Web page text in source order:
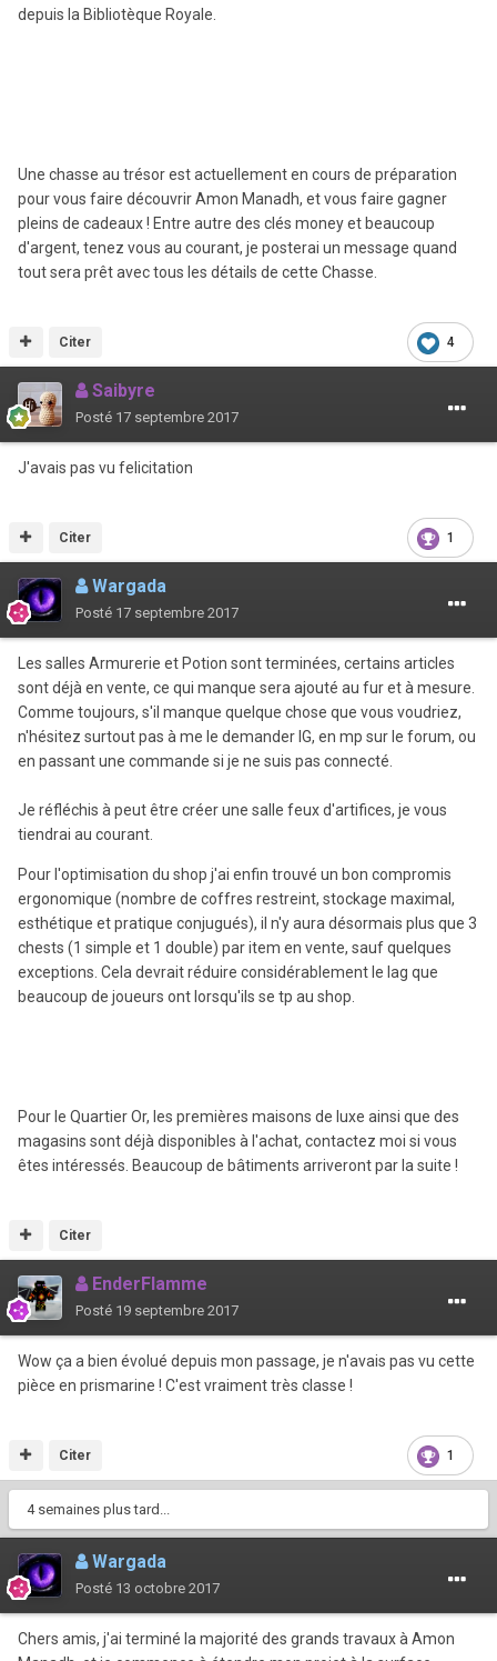
depuis la Bibliotèque Royale.
Une chasse au trésor est actuellement en cours de préparation
pour vous faire découvrir Amon Manadh, et vous faire gagner
pleins de cadeaux ! Entre autre des clés money et beaucoup
d'argent, tenez vous au courant, je posterai un message quand
tout sera prêt avec tous les détails de cette Chasse.
4
Citer
Saibyre
Posté 17 septembre 2017
J'avais pas vu felicitation
1
Citer
Wargada
Posté 17 septembre 2017
Les salles Armurerie et Potion sont terminées, certains articles
sont déjà en vente, ce qui manque sera ajouté au fur et à mesure.
Comme toujours, s'il manque quelque chose que vous voudriez,
n'hésitez surtout pas à me le demander IG, en mp sur le forum, ou
en passant une commande si je ne suis pas connecté.
Je réfléchis à peut être créer une salle feux d'artifices, je vous
tiendrai au courant.
Pour l'optimisation du shop j'ai enfin trouvé un bon compromis
ergonomique (nombre de coffres restreint, stockage maximal,
esthétique et pratique conjugués), il n'y aura désormais plus que 3
chests (1 simple et 1 double) par item en vente, sauf quelques
exceptions. Cela devrait réduire considérablement le lag que
beaucoup de joueurs ont lorsqu'ils se tp au shop.
Pour le Quartier Or, les premières maisons de luxe ainsi que des
magasins sont déjà disponibles à l'achat, contactez moi si vous
êtes intéressés. Beaucoup de bâtiments arriveront par la suite !
Citer
EnderFlamme
Posté 19 septembre 2017
Wow ça a bien évolué depuis mon passage, je n'avais pas vu cette
pièce en prismarine ! C'est vraiment très classe !
1
Citer
4 semaines plus tard...
Wargada
Posté 13 octobre 2017
Chers amis, j'ai terminé la majorité des grands travaux à Amon